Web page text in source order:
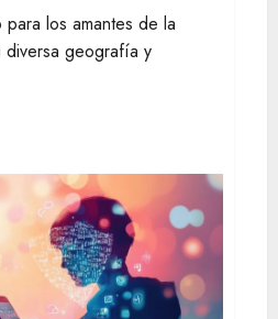
los amantes de la
diversa geografía y